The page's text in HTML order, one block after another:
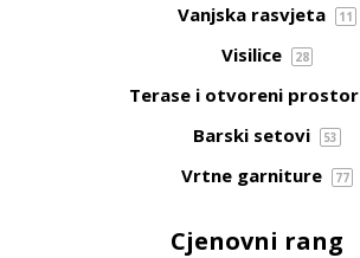
Vanjska rasvjeta 11
Visilice 28
Terase i otvoreni prostor
Barski setovi 53
Vrtne garniture 77
Cjenovni rang